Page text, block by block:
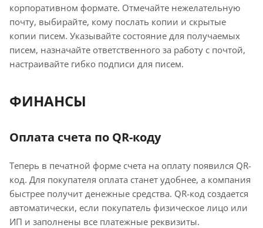
корпоративном формате. Отмечайте нежелательную
почту, выбирайте, кому послать копии и скрытые
копии писем. Указывайте состояние для получаемых
писем, назначайте ответственного за работу с почтой,
настраивайте гибко подписи для писем.
ФИНАНСЫ
Оплата счета по QR-коду
Теперь в печатной форме счета на оплату появился QR-
код. Для покупателя оплата станет удобнее, а компания
быстрее получит денежные средства. QR-код создается
автоматически, если покупатель физическое лицо или
ИП и заполнены все платежные реквизиты.